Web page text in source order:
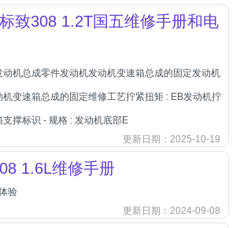
致308 1.2T国五维修手册和电
机总成零件发动机发动机变速箱总成的固定发动机
变速箱总成的固定维修工艺拧紧扭矩 : EB发动机拧
撑标识 - 规格 : 发动机底部E
更新日期：2025-10-19
1.6L维修手册
验
更新日期：2024-09-08